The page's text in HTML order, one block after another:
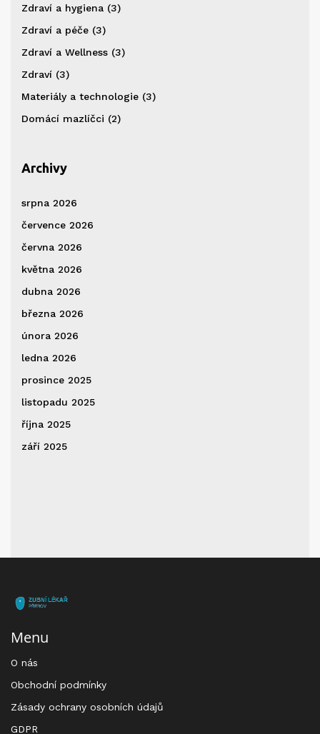
Zdraví a hygiena (3)
Zdraví a péče (3)
Zdraví a Wellness (3)
Zdraví (3)
Materiály a technologie (3)
Domácí mazlíčci (2)
Archivy
srpna 2026
července 2026
června 2026
května 2026
dubna 2026
března 2026
února 2026
ledna 2026
prosince 2025
listopadu 2025
října 2025
září 2025
Menu
O nás
Obchodní podmínky
Zásady ochrany osobních údajů
GDPR